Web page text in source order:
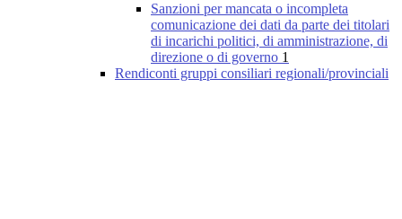
Sanzioni per mancata o incompleta
comunicazione dei dati da parte dei titolari
di incarichi politici, di amministrazione, di
direzione o di governo 1
Rendiconti gruppi consiliari regionali/provinciali